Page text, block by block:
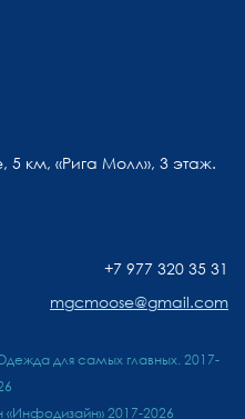
км, «Рига Молл», 3 этаж.
+7 977 320 35 31
mgcmoose@gmail.com
для самых главных. 2017-
«Инфодизайн»2017-2026